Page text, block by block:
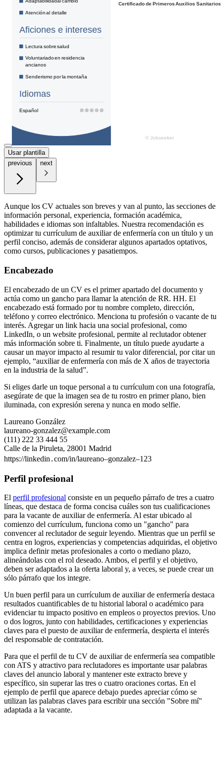
Usar plantilla
previous
next
Aunque los CV actuales son breves y van al punto, las secciones de
información personal, experiencia, formación académica,
habilidades e idiomas son infaltables. Nuestra recomendación es
optimizar tu currículum de auxiliar de enfermería con un título y un
perfil conciso, además de considerar algunos apartados optativos,
como cursos, publicaciones y pasatiempos.
Encabezado
El encabezado de un CV es el primer apartado del documento y
actúa como un gancho para llamar la atención de RR. HH. El
encabezado está formado por tu nombre completo, dirección,
teléfono y correo electrónico. Menciona tu profesión o vacante de tu
interés. Agregar un link hacia una social profesional, como
LinkedIn, o un website profesional, permite al reclutador obtener
más información sobre ti. Finalmente, un título puede ayudarte a
causar un mayor impacto al resumir tu valor diferencial, por citar un
ejemplo, “auxiliar de enfermería con más de X años de trayectoria
en la industria de la salud”.
Si eliges darle un toque personal a tu currículum con una fotografía,
asegúrate de que la imagen sea de tu rostro en primer plano, bien
iluminada, con expresión serena y nunca en modo selfie.
Laureano González
laureano-gonzalez@example.com
(111) 222 33 444 55
Calle de la Piruleta, 28001 Madrid
https://linkedin․com/in/laureano–gonzalez–123
Perfil profesional
El perfil profesional consiste en un pequeño párrafo de tres a cuatro
líneas, que destaca de forma concisa cuáles son tus cualificaciones
para la vacante de auxiliar de enfermería. Al estar ubicado al
comienzo del currículum, funciona como un "gancho" para
convencer al reclutador de seguir leyendo. Mientras que un perfil se
centra en logros, experiencias y competencias adquiridas, el objetivo
implica definir metas profesionales a corto o mediano plazo,
alineándolas con el rol deseado. Ambos, el perfil y el objetivo,
deben ser adaptados a la oferta laboral y, a veces, se puede crear un
sólo párrafo que los integre.
Un buen perfil para un currículum de auxiliar de enfermería destaca
resultados cuantificables de tu historial laboral o académico para
evidenciar tu impacto positivo en empleos o proyectos previos. Uno
o dos logros, junto con habilidades, certificaciones y experiencias
claves para el puesto de auxiliar de enfermería, despierta el interés
del responsable de contratación.
Para que el perfil de tu CV de auxiliar de enfermería sea compatible
con ATS y atractivo para reclutadores es importante usar palabras
claves del anuncio laboral y mantener este extracto breve y
específico, sin superar las tres o cuatro oraciones cortas. En el
ejemplo de perfil que aparece debajo puedes apreciar cómo se
utilizan las palabras claves para escribir una sección "Sobre mí"
adaptada a la vacante.